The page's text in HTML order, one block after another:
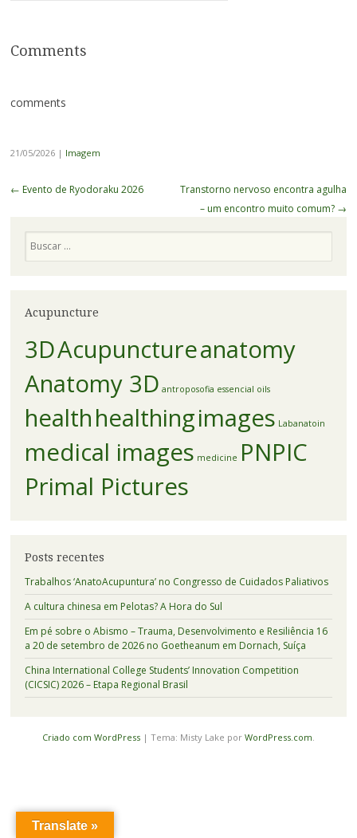
Comments
comments
21/05/2026 | Imagem
Navegação
← Evento de Ryodoraku 2026
Transtorno nervoso encontra agulha
– um encontro muito comum? →
Acupuncture
3DAcupunctureanatomy
Anatomy 3D antroposofia essencial oils
healthhealthingimages Labanatoin
medical images medicine PNPIC
Primal Pictures
Posts recentes
Trabalhos ‘AnatoAcupuntura’ no Congresso de Cuidados Paliativos
A cultura chinesa em Pelotas? A Hora do Sul
Em pé sobre o Abismo – Trauma, Desenvolvimento e Resiliência 16
a 20 de setembro de 2026 no Goetheanum em Dornach, Suíça
China International College Students’ Innovation Competition
(CICSIC) 2026 – Etapa Regional Brasil
Criado com WordPress | Tema: Misty Lake por WordPress.com
Translate »